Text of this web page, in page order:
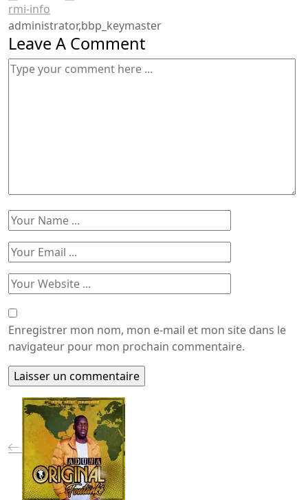
rmi-info
administrator,bbp_keymaster
Leave A Comment
Enregistrer mon nom, mon e-mail et mon site dans le
navigateur pour mon prochain commentaire.